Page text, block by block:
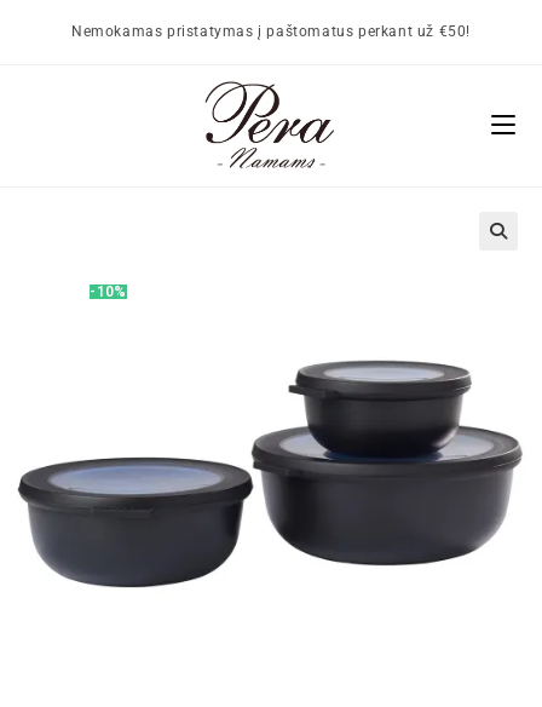
Nemokamas pristatymas į paštomatus perkant už €50!
-10%